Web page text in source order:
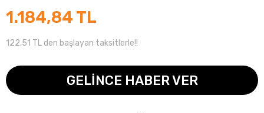
1.184,84 TL
122,51 TL den başlayan taksitlerle!!
GELİNCE HABER VER